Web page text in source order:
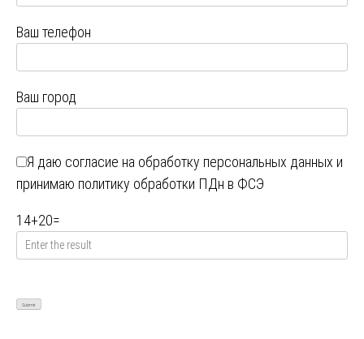
Ваш телефон
Ваш город
Я даю согласие на обработку персональных данных и
принимаю политику обработки ПДн в ФСЭ
14+20=